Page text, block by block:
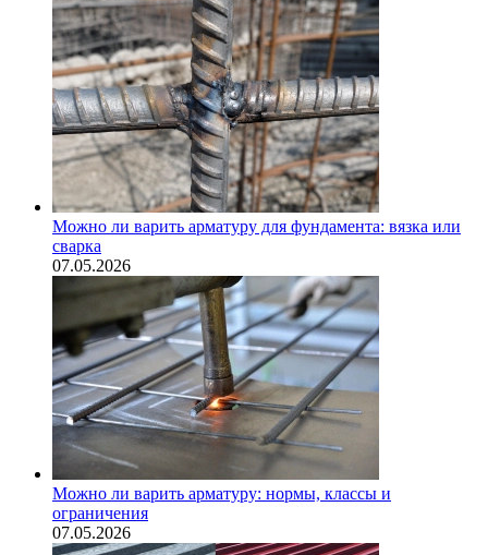
Можно ли варить арматуру для фундамента: вязка или
сварка
07.05.2026
Можно ли варить арматуру: нормы, классы и
ограничения
07.05.2026